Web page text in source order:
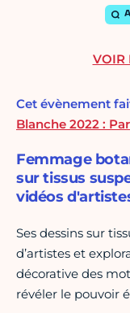
Cet évènement
Blanche 2022 :
Femmage
sur tissus
vidéos
Ses dessins sur
d’artistes et
décorative des
révéler le pouvoir
VOIR